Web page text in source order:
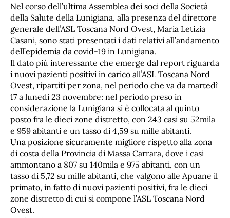
Nel corso dell’ultima Assemblea dei soci della Società
della Salute della Lunigiana, alla presenza del direttore
generale dell’ASL Toscana Nord Ovest, Maria Letizia
Casani, sono stati presentati i dati relativi all’andamento
dell’epidemia da covid-19 in Lunigiana.
Il dato più interessante che emerge dal report riguarda
i nuovi pazienti positivi in carico all’ASL Toscana Nord
Ovest, ripartiti per zona, nel periodo che va da martedì
17 a lunedì 23 novembre: nel periodo preso in
considerazione la Lunigiana si è collocata al quinto
posto fra le dieci zone distretto, con 243 casi su 52mila
e 959 abitanti e un tasso di 4,59 su mille abitanti.
Una posizione sicuramente migliore rispetto alla zona
di costa della Provincia di Massa Carrara, dove i casi
ammontano a 807 su 140mila e 975 abitanti, con un
tasso di 5,72 su mille abitanti, che valgono alle Apuane il
primato, in fatto di nuovi pazienti positivi, fra le dieci
zone distretto di cui si compone l’ASL Toscana Nord
Ovest.